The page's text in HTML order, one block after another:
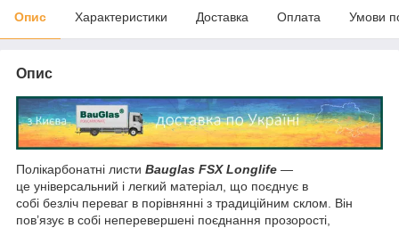
Опис Характеристики Доставка Оплата Умови
Опис
Полікарбонатні листи Bauglas FSX Longlife —
це універсальний і легкий матеріал, що поєднує в
собі безліч переваг в порівнянні з традиційним склом. Він
пов’язує в собі неперевершені поєднання прозорості,